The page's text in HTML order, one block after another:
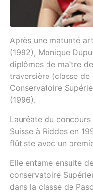
Après une maturité
(1992), Monique
diplômes de maître
traversière (classe de
Conservatoire
(1996).
Lauréate du
Suisse à Riddes en
flûtiste avec un
Elle entame ensuite
conservatoire
dans la classe de